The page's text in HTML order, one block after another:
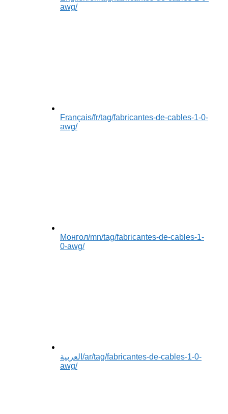
awg/
Français/fr/tag/fabricantes-de-cables-1-0-
awg/
Монгол/mn/tag/fabricantes-de-cables-1-
0-awg/
العربية /ar/tag/fabricantes-de-cables-1-0-
awg/